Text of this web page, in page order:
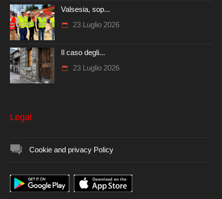
Valsesia, sop...
23 Luglio 2026
Il caso degli...
23 Luglio 2026
Legal
Cookie and privacy Policy